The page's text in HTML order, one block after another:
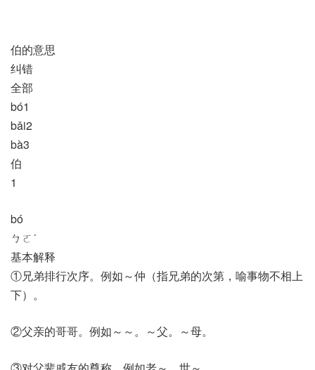
伯的意思
纠错
全部
bó1
bǎi2
bà3
伯
1
bó
ㄅㄛˊ
基本解释
①兄弟排行次序。例如～仲（指兄弟的次第，喻事物不相上
下）。
②父亲的哥哥。例如～～。～父。～母。